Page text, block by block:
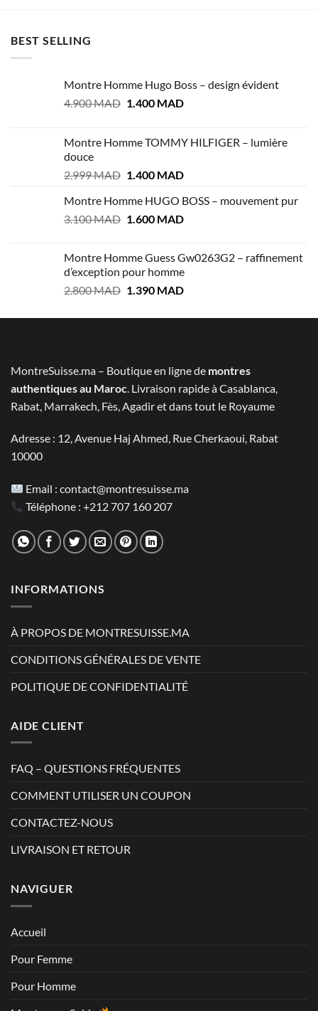
BEST SELLING
Montre Homme Hugo Boss – design évident
4.900MAD Le
était :
1.400 MADLe
est :
Montre Homme TOMMY HILFIGER – lumière
douce
2.999MAD Le
initial
était :
1.400 MADLe
actuel
est :
Montre Homme HUGO BOSS – mouvement pur
3.100MAD Le
était :
3.100 MAD.
1.600 MADLe
est :
1.600 MAD.
Montre Homme Guess Gw0263G2 – raffinement
d’exception pour homme
2.800MAD Le
initial
1.390 MADLe
actuel
MontreSuisse.ma – Boutique en ligne de montres
authentiques au Maroc . Livraison rapide à Casablanca,
Rabat, Marrakech, Fès, Agadir et dans tout le Royaume
Adresse : 12, Avenue Haj Ahmed, Rue Cherkaoui, Rabat
10000
Email :contact@montresuisse.ma
Téléphone :+212 707 160 207
INFORMATIONS
À PROPOS DE MONTRESUISSE.MA
CONDITIONS GÉNÉRALES DE VENTE
POLITIQUE DE CONFIDENTIALITÉ
AIDE CLIENT
FAQ – QUESTIONS FRÉQUENTES
COMMENT UTILISER UN COUPON
CONTACTEZ-NOUS
LIVRAISON ET RETOUR
NAVIGUER
Accueil
Pour Femme
Pour Homme